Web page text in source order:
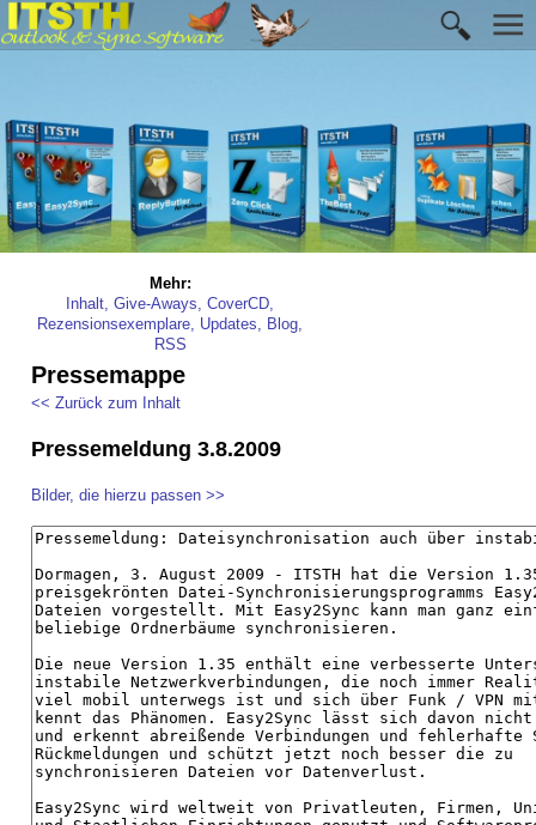
Mehr:
Inhalt, Give-Aways, CoverCD,
Rezensionsexemplare, Updates, Blog,
RSS
Pressemappe
<< Zurück zum Inhalt
Pressemeldung 3.8.2009
Bilder, die hierzu passen >>